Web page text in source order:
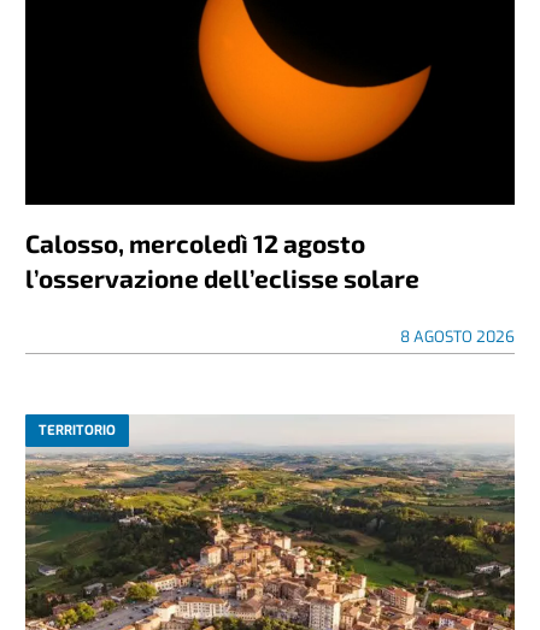
Calosso, mercoledì 12 agosto
l’osservazione dell’eclisse solare
8 AGOSTO 2026
TERRITORIO